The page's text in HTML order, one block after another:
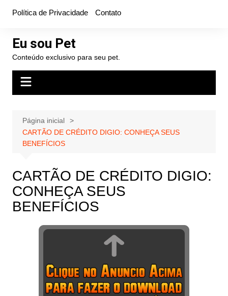
conteúdo
Política de Privacidade Contato
Eu sou Pet
Conteúdo exclusivo para seu pet.
Página inicial
CARTÃO DE CRÉDITO DIGIO: CONHEÇA SEUS
BENEFÍCIOS
CARTÃO DE CRÉDITO DIGIO:
CONHEÇA SEUS
BENEFÍCIOS